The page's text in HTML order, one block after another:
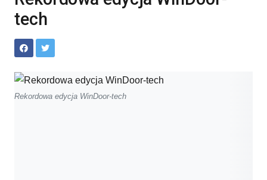
tech
Rekordowa edycja WinDoor-tech